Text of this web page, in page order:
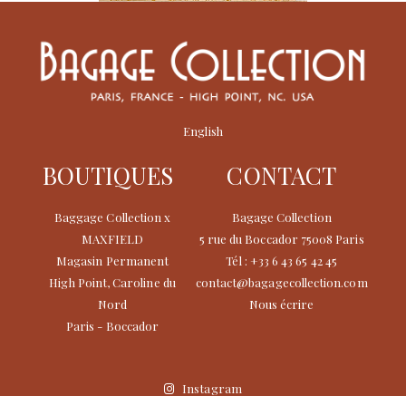
English
BOUTIQUES
Baggage Collection x
MAXFIELD
Magasin Permanent
High Point, Caroline du
Nord
Paris - Boccador
CONTACT
Bagage Collection
5 rue du Boccador 75008 Paris
Tél : +33 6 43 65 42 45
contact@bagagecollection.com
Nous écrire
Instagram